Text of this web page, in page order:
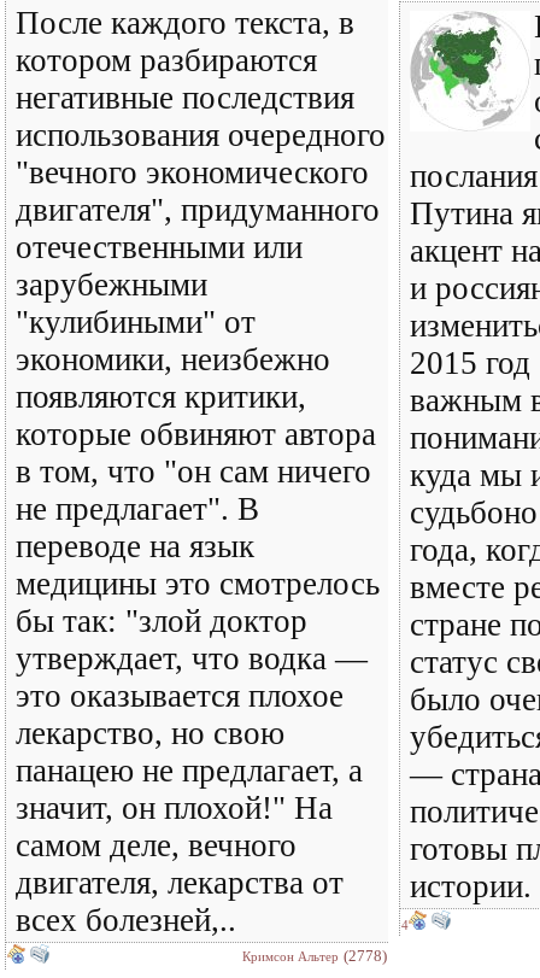
После каждого текста, в
котором разбираются
негативные последствия
использования очередного
"вечного экономического
двигателя", придуманного
отечественными или
зарубежными
"кулибиными" от
экономики, неизбежно
появляются критики,
которые обвиняют автора
в том, что "он сам ничего
не предлагает". В
переводе на язык
медицины это смотрелось
бы так: "злой доктор
утверждает, что водка —
это оказывается плохое
лекарство, но свою
панацею не предлагает, а
значит, он плохой!" На
самом деле, вечного
двигателя, лекарства от
всех болезней,..
Кримсон Альтер (2778)
Путина
акцент
и
2015
важным
куда мы
года,
вместе
стране
статус
было
—
готовы
истории.
4